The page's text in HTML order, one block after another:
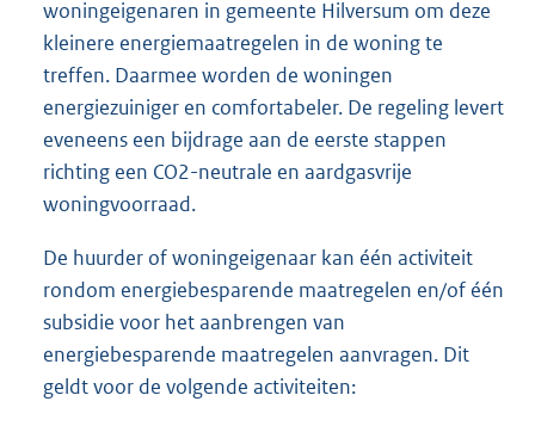
woningeigenaren in gemeente Hilversum om deze
kleinere energiemaatregelen in de woning te
treffen. Daarmee worden de woningen
energiezuiniger en comfortabeler. De regeling levert
eveneens een bijdrage aan de eerste stappen
richting een CO2-neutrale en aardgasvrije
woningvoorraad.
De huurder of woningeigenaar kan één activiteit
rondom energiebesparende maatregelen en/of één
subsidie voor het aanbrengen van
energiebesparende maatregelen aanvragen. Dit
geldt voor de volgende activiteiten: